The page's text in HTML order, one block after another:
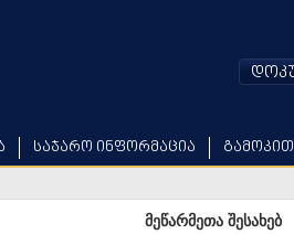
საჯარო ინფორმაცია
მეწარმეთა შესახებ